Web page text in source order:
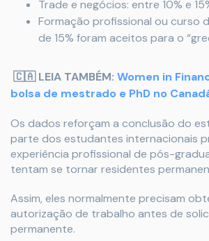
Trade e negócios: entre 10% e
Formação profissional ou curso
de 15% foram aceitos para o
🇨🇦 LEIA TAMBÉM: Women in
bolsa de mestrado e PhD no
Os dados reforçam a conclusão do
parte dos estudantes internacionais
experiência profissional de pós-
tentam se tornar residentes
Assim, eles normalmente precisam
autorização de trabalho antes de
permanente.